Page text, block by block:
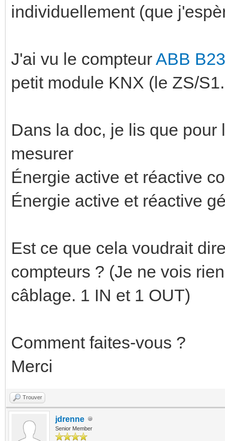
individuellement (que
J'ai vu le compteurABB
petit module KNX (le ZS/
Dans la doc, je lis que
mesurer
Énergie active et réactive
Énergie active et réactive
Est ce que cela voudrait
compteurs ? (Je ne vois
câblage. 1 IN et 1 OUT)
Comment faites-vous ?
Merci
Trouver
jdrenne
Senior Member